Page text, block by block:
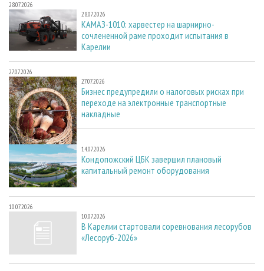
28.07.2026
28.07.2026
КАМАЗ-1010: харвестер на шарнирно-
сочлененной раме проходит испытания в
Карелии
27.07.2026
27.07.2026
Бизнес предупредили о налоговых рисках при
переходе на электронные транспортные
накладные
14.07.2026
14.07.2026
Кондопожский ЦБК завершил плановый
капитальный ремонт оборудования
10.07.2026
10.07.2026
В Карелии стартовали соревнования лесорубов
«Лесоруб-2026»